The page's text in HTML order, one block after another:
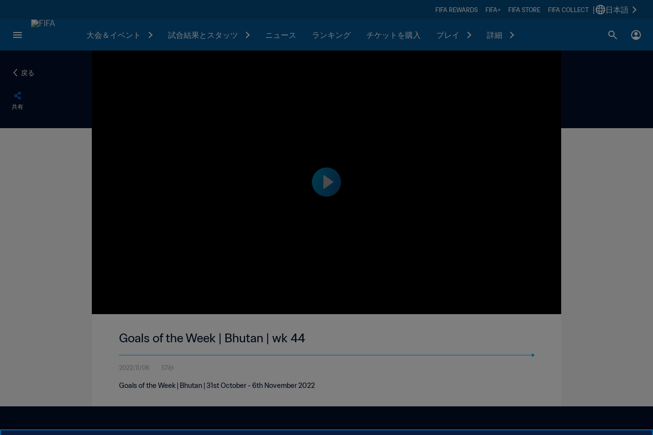
FIFA REWARDS FIFA+ FIFA STORE FIFA COLLECT 日本語
大会＆イベント 試合結果とスタッツ ニュース ランキング チケットを購入 プレイ 詳細
戻る
共有
Goals of the Week | Bhutan | wk 44
2022/11/06 57秒
Goals of the Week | Bhutan | 31st October - 6th November 2022